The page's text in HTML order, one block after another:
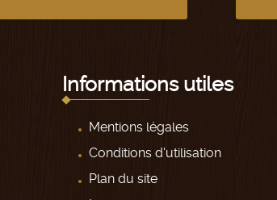
Informations utiles
Mentions légales
Conditions d'utilisation
Plan du site